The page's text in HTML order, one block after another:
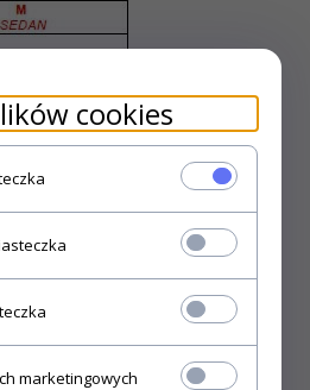
cookies
marketingowych